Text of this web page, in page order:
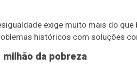
exige muito mais do
históricos com soluções
milhão da pobreza